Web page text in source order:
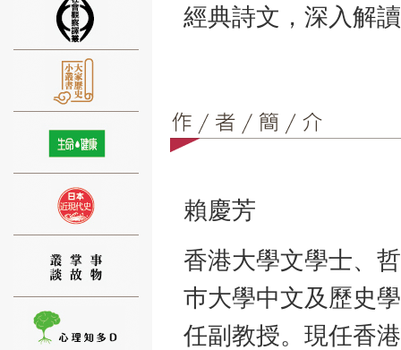
經典詩文，深入解
賴慶芳
香港大學文學士、
巿大學中文及歷史
任副教授。現任香